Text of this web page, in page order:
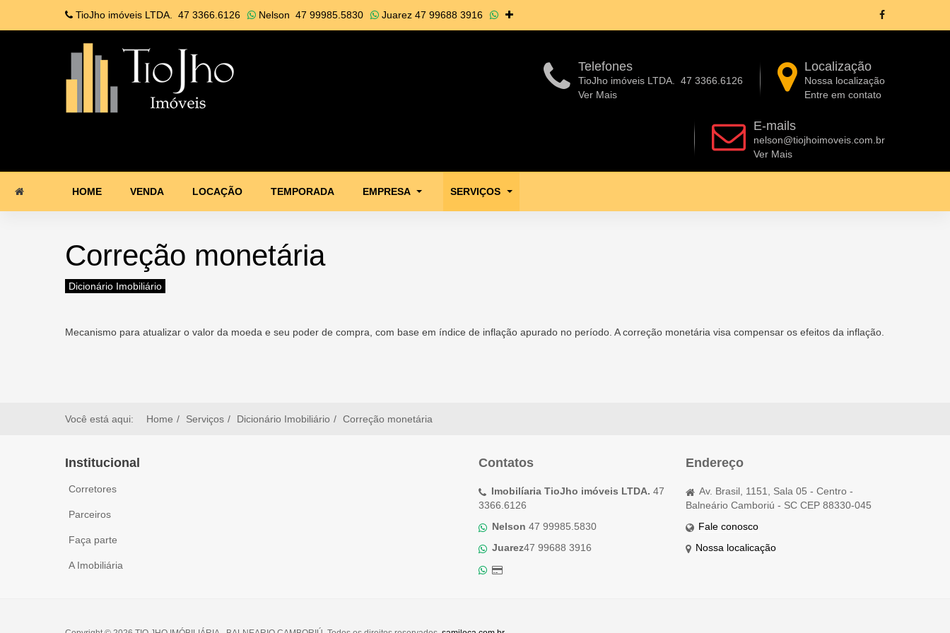
TioJho imóveis LTDA. 47 3366.6126 Nelson 47 99985.5830 Juarez 47 99688 3916
Telefones
TioJho imóveis LTDA.
47 3366.6126
Ver Mais
Localização
Nossa localização
Entre em contato
E-mails
nelson@tiojhoimoveis.com.br
Ver Mais
HOME VENDA LOCAÇÃO TEMPORADA EMPRESA SERVIÇOS
Correção monetária
Dicionário Imobiliário
Mecanismo para atualizar o valor da moeda e seu poder de compra, com base em índice de inflação apurado no período. A correção monetária visa compensar os efeitos da inflação.
Você está aqui: Home Serviços Dicionário Imobiliário Correção monetária
Institucional
Corretores
Parceiros
Faça parte
A Imobiliária
Contatos
Imobilíaria TioJho imóveis LTDA. 47
3366.6126
Nelson 47 99985.5830
Juarez47 99688 3916
Endereço
Av. Brasil, 1151, Sala 05 - Centro -
Balneário Camboriú - SC CEP 88330-045
Fale conosco
Nossa localicação